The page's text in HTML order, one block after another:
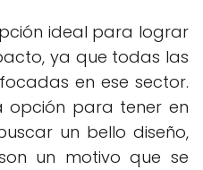
ideal para lograr
ya que todas las
en ese sector.
opción para tener en
un bello diseño,
un motivo que se